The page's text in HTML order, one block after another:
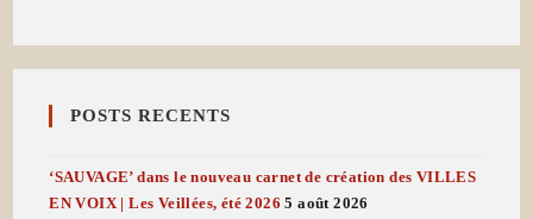
POSTS RECENTS
‘SAUVAGE’ dans le nouveau carnet de création des VILLES
EN VOIX | Les Veillées, été 2026 5 août 2026